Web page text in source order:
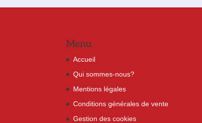
Menu
Accueil
Qui sommes-nous?
Mentions légales
Conditions générales de vente
Gestion des cookies